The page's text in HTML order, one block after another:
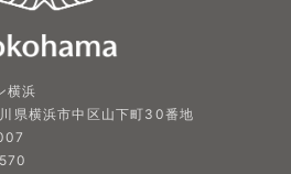
横浜
県横浜市中区山下町30番地